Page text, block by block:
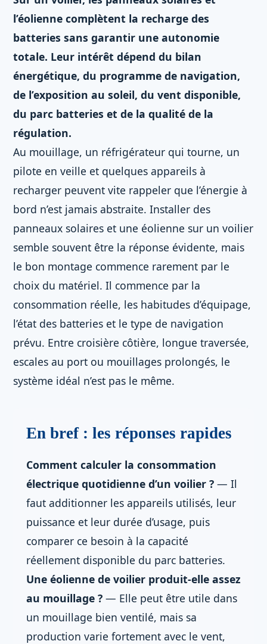
l’éolienne complètent la recharge des
batteries sans garantir une autonomie
totale. Leur intérêt dépend du bilan
énergétique, du programme de navigation,
de l’exposition au soleil, du vent disponible,
du parc batteries et de la qualité de la
régulation.
Au mouillage, un réfrigérateur qui tourne, un
pilote en veille et quelques appareils à
recharger peuvent vite rappeler que l’énergie à
bord n’est jamais abstraite. Installer des
panneaux solaires et une éolienne sur un voilier
semble souvent être la réponse évidente, mais
le bon montage commence rarement par le
choix du matériel. Il commence par la
consommation réelle, les habitudes d’équipage,
l’état des batteries et le type de navigation
prévu. Entre croisière côtière, longue traversée,
escales au port ou mouillages prolongés, le
système idéal n’est pas le même.
En bref : les réponses rapides
Comment calculer la consommation
électrique quotidienne d’un voilier ? — Il
faut additionner les appareils utilisés, leur
puissance et leur durée d’usage, puis
comparer ce besoin à la capacité
réellement disponible du parc batteries.
Une éolienne de voilier produit-elle assez
au mouillage ? — Elle peut être utile dans
un mouillage bien ventilé, mais sa
production varie fortement avec le vent,